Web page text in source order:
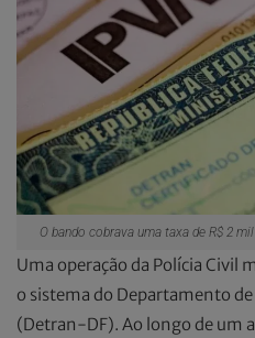
O bando cobrava uma taxa de R$ 2
Uma operação da Polícia Civil
o sistema do Departamento
(Detran-DF). Ao longo de um